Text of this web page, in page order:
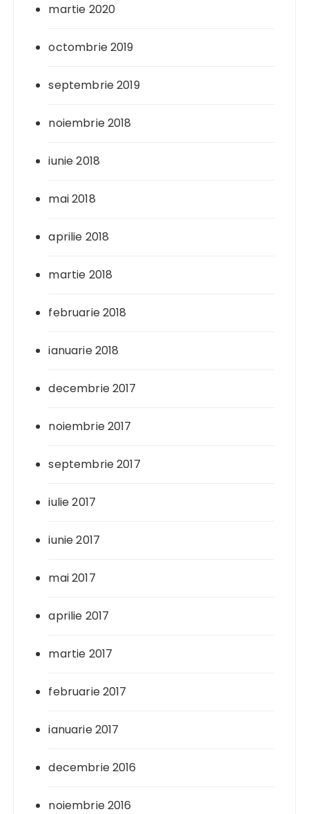
martie 2020
octombrie 2019
septembrie 2019
noiembrie 2018
iunie 2018
mai 2018
aprilie 2018
martie 2018
februarie 2018
ianuarie 2018
decembrie 2017
noiembrie 2017
septembrie 2017
iulie 2017
iunie 2017
mai 2017
aprilie 2017
martie 2017
februarie 2017
ianuarie 2017
decembrie 2016
noiembrie 2016